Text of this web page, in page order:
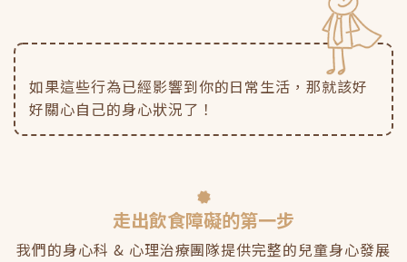
如果這些行為已經影響到你的日常生活，那就該好
好關心自己的身心狀況了！
走出飲食障礙的第一步
我們的身心科 & 心理治療團隊提供完整的兒童身心發展